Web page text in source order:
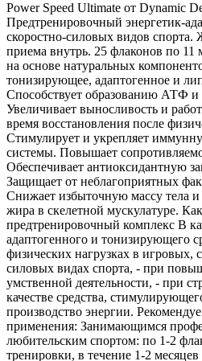
Power Speed Ultimate от Dynamic
Предтренировочный энергетик-
скоростно-силовых видов спорта.
приема внутрь. 25 флаконов по 11
на основе натуральных
тонизирующее, адаптогенное и
Способствует образованию АТФ и
Увеличивает выносливость и
время восстановления после
Стимулирует и укрепляет
системы. Повышает
Обеспечивает антиоксидантную
Защищает от неблагоприятных
Снижает избыточную массу тела
жира в скелетной мускулатуре.
предтренировочный комплекс В
адаптогенного и тонизирующего
физических нагрузках в игровых,
силовых видах спорта, - при
умственной деятельности, - при
качестве средства,
производство энергии.
применения: Занимающимся
любительским спортом: по 1-2
тренировки, в течение 1-2